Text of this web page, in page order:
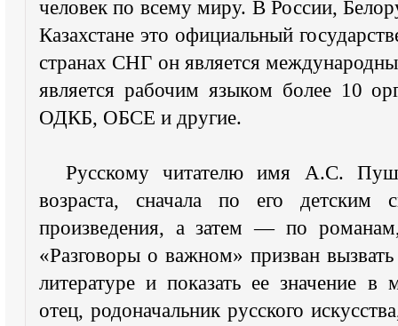
человек по всему миру. В России,
Казахстане это официальный
странах СНГ он является
является рабочим языком более 10
ОДКБ, ОБСЕ и другие.
Русскому читателю имя А.С.
возраста, сначала по его детским
произведения, а затем — по
«Разговоры о важном» призван
литературе и показать ее значение
отец, родоначальник русского